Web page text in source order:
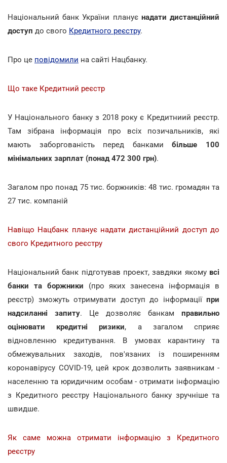
Національний банк України планує надати дистанційний
доступ до свого Кредитного реєстру.
Про це повідомили на сайті Нацбанку.
Що таке Кредитний реєстр
У Національного банку з 2018 року є Кредитниий реєстр.
Там зібрана інформація про всіх позичальників, які
мають заборгованість перед банкамибільше 100
мінімальних зарплат (понад 472 300 грн).
Загалом про понад 75 тис. боржників: 48 тис. громадян та
27 тис. компаній
Навіщо Нацбанк планує надати дистанційний доступ до
свого Кредитного реєстру
Національний банк підготував проект, завдяки якому всі
банки та боржники (про яких занесена інформація в
реєстр) зможуть отримувати доступ до інформації при
надсиланні запиту. Це дозволяє банкам правильно
оцінювати кредитні ризики, а загалом сприяє
відновленню кредитування. В умовах карантину та
обмежувальних заходів, пов'язаних із поширенням
коронавірусу COVID-19, цей крок дозволить заявникам -
населенню та юридичним особам - отримати інформацію
з Кредитного реєстру Національного банку зручніше та
швидше.
Як саме можна отримати інформацію з Кредитного
реєстру